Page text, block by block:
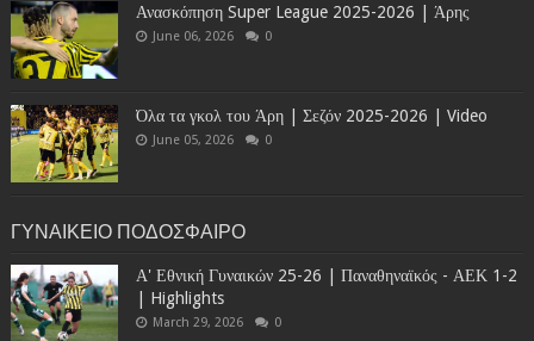
Ανασκόπηση Super League 2025-2026 | Άρης
June 06, 2026 0
Όλα τα γκολ του Άρη | Σεζόν 2025-2026 | Video
June 05, 2026 0
ΓΥΝΑΙΚΕΙΟ ΠΟΔΟΣΦΑΙΡΟ
Α' Εθνική Γυναικών 25-26 | Παναθηναϊκός - ΑΕΚ 1-2
| Highlights
March 29, 2026 0